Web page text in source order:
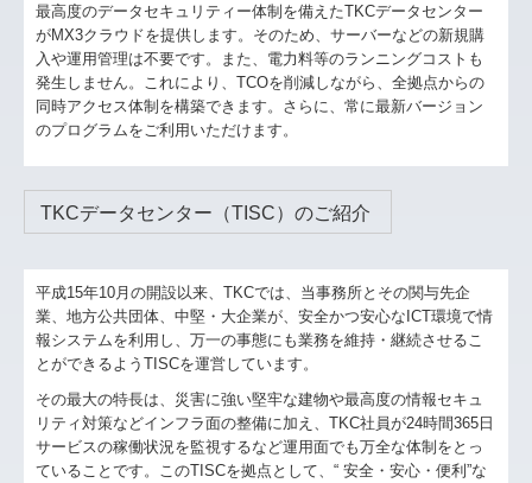
最高度のデータセキュリティー体制を備えたTKCデータセンター
がMX3クラウドを提供します。そのため、サーバーなどの新規購
入や運用管理は不要です。また、電力料等のランニングコストも
発生しません。これにより、TCOを削減しながら、全拠点からの
同時アクセス体制を構築できます。さらに、常に最新バージョン
のプログラムをご利用いただけます。
TKCデータセンター（TISC）のご紹介
平成15年10月の開設以来、TKCでは、当事務所とその関与先企
業、地方公共団体、中堅・大企業が、安全かつ安心なICT環境で情
報システムを利用し、万一の事態にも業務を維持・継続させるこ
とができるようTISCを運営しています。
その最大の特長は、災害に強い堅牢な建物や最高度の情報セキュ
リティ対策などインフラ面の整備に加え、TKC社員が24時間365日
サービスの稼働状況を監視するなど運用面でも万全な体制をとっ
ていることです。このTISCを拠点として、“ 安全・安心・便利”な